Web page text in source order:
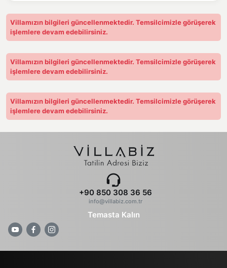
Villamızın bilgileri güncellenmektedir. Temsilcimizle görüşerek
işlemlere devam edebilirsiniz.
Villamızın bilgileri güncellenmektedir. Temsilcimizle görüşerek
işlemlere devam edebilirsiniz.
Villamızın bilgileri güncellenmektedir. Temsilcimizle görüşerek
işlemlere devam edebilirsiniz.
+90 850 308 36 56
info@villabiz.com.tr
Temasta Kalın